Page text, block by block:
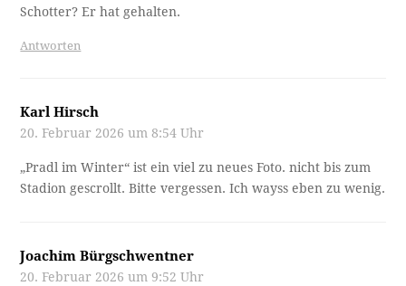
Schotter? Er hat gehalten.
Antworten
Karl Hirsch
20. Februar 2026 um 8:54 Uhr
„Pradl im Winter“ ist ein viel zu neues Foto. nicht bis zum
Stadion gescrollt. Bitte vergessen. Ich wayss eben zu wenig.
Joachim Bürgschwentner
20. Februar 2026 um 9:52 Uhr